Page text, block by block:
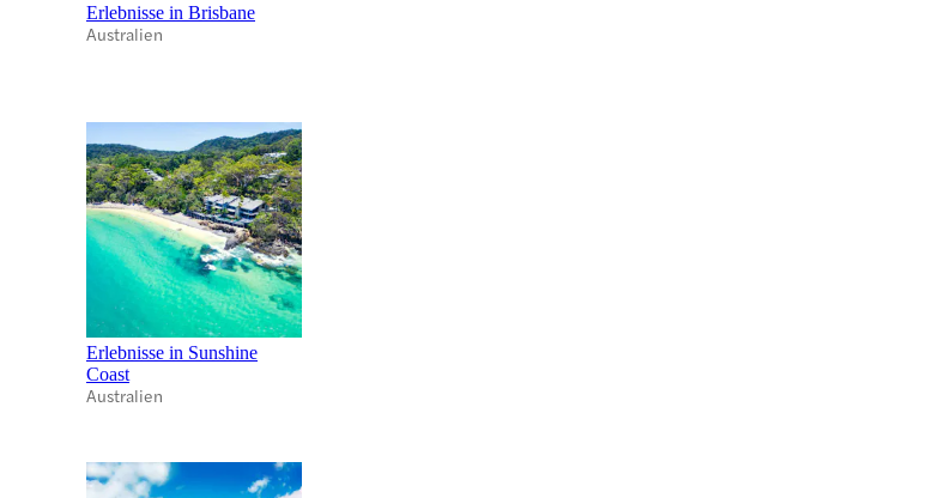
Erlebnisse in Brisbane
Australien
Erlebnisse in Sunshine
Coast
Australien